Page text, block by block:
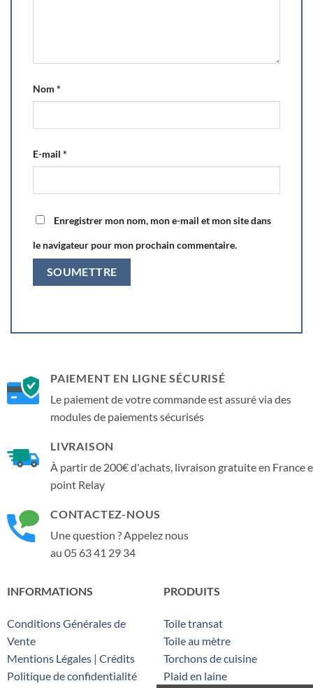
Nom *
E-mail *
Enregistrer mon nom, mon e-mail et mon site dans
le navigateur pour mon prochain commentaire.
PAIEMENT EN LIGNE SÉCURISÉ
Le paiement de votre commande est assuré via des
modules de paiements sécurisés
LIVRAISON
À partir de 200€ d'achats, livraison gratuite en France
point Relay
CONTACTEZ-NOUS
Une question ? Appelez nous
au 05 63 41 29 34
INFORMATIONS
Conditions Générales de
Vente
Mentions Légales | Crédits
Politique de confidentialité
PRODUITS
Toile transat
Toile au mètre
Torchons de cuisine
Plaid en laine